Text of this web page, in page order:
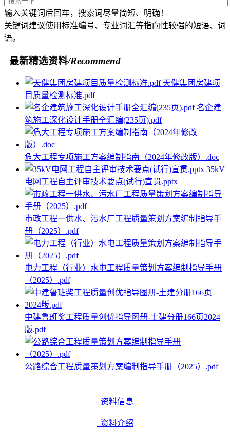
输入关键词后回车，搜索词尽量简短、明确！
关键词建议使用标准编号、专业词汇等指向性较强的短语、词
语。
最新精选资料/Recommend
天健集团房建项
目质量检测标准.pdf
名企建
筑施工深化设计手册全汇编(235页).pdf
危大工程专项施工方案编制指南（2024年修改版）.doc
35kV
电网工程自主评审技术要点(试行)宣贯.pptx
市政工程一供水、污水厂工程质量策划方案编制指导手
册（2025）.pdf
电力工程（行业）水电工程质量策划方案编制指导手册
（2025）.pdf
中建鲁班奖工程质量创优指导图册-土建分册166页2024
版.pdf
公路综合工程质量策划方案编制指导手册（2025）.pdf
资料信息
资料介绍